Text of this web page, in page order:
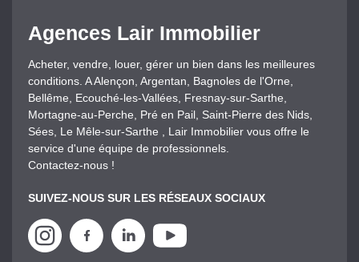
Agences Lair Immobilier
Acheter, vendre, louer, gérer un bien dans les meilleures
conditions. A Alençon, Argentan, Bagnoles de l'Orne,
Bellême, Ecouché-les-Vallées, Fresnay-sur-Sarthe,
Mortagne-au-Perche, Pré en Pail, Saint-Pierre des Nids,
Sées, Le Mêle-sur-Sarthe , Lair Immobilier vous offre le
service d'une équipe de professionnels.
Contactez-nous !
SUIVEZ-NOUS SUR LES RÉSEAUX SOCIAUX